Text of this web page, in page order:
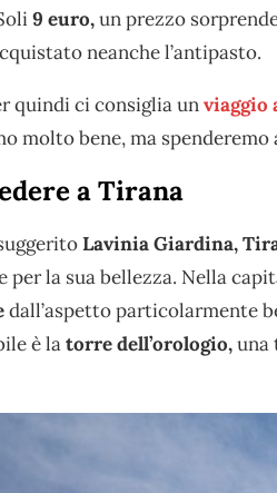
9 euro,un prezzo
neanche l’antipasto.
quindi ci consiglia unviaggio
molto bene, ma spenderemo
a Tirana
Lavinia Giardina,
per la sua bellezza. Nella
dall’aspetto particolarmente
è latorre dell’orologio,una